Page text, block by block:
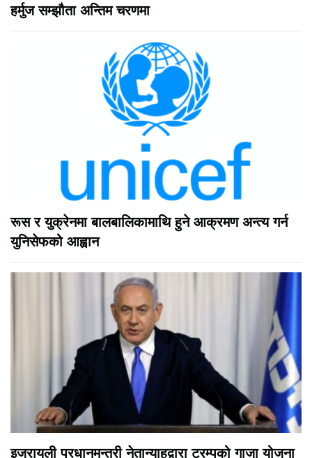
हर्मुज सम्झौता अन्तिम चरणमा
रूस र युक्रेनमा बालबालिकामाथि हुने आक्रमण अन्त्य गर्न
युनिसेफको आह्वान
इजरायली प्रधानमन्त्री नेतान्याहुद्वारा ट्रम्पको गाजा योजना